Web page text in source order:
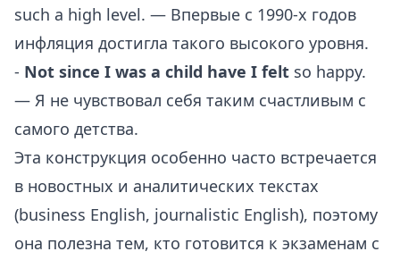
such a high level. — Впервые с 1990-х годов
инфляция достигла такого высокого уровня.
- Not since I was a child have I felt so happy.
— Я не чувствовал себя таким счастливым с
самого детства.
Эта конструкция особенно часто встречается
в новостных и аналитических текстах
(business English, journalistic English), поэтому
она полезна тем, кто готовится к экзаменам с